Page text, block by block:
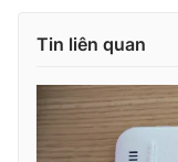
Tin liên quan